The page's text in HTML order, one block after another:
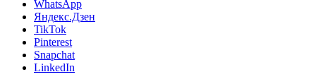
WhatsApp
Яндекс.Дзен
TikTok
Pinterest
Snapchat
LinkedIn